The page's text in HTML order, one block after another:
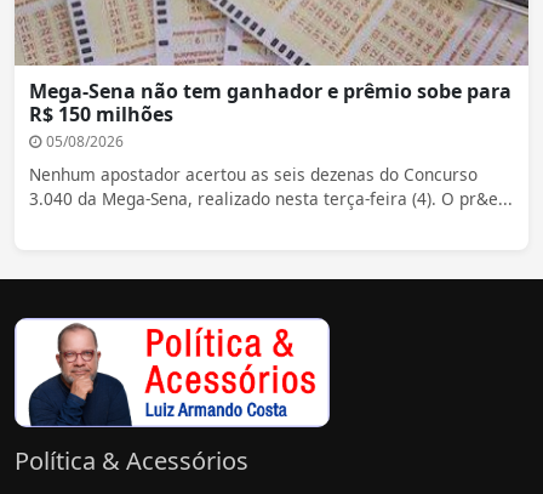
Mega-Sena não tem ganhador e prêmio sobe para
R$ 150 milhões
05/08/2026
Nenhum apostador acertou as seis dezenas do Concurso
3.040 da Mega-Sena, realizado nesta terça-feira (4). O pr&e...
Política & Acessórios